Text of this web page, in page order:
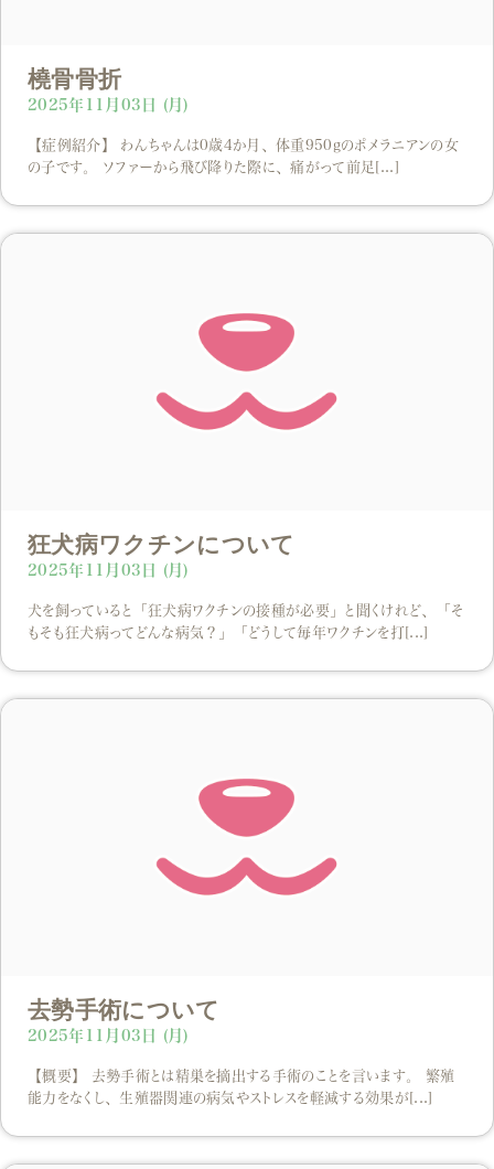
橈骨骨折
2025年11月03日 (月)
【症例紹介】 わんちゃんは0歳4か月、体重950gのポメラニアンの女
の子です。 ソファーから飛び降りた際に、痛がって前足[...]
狂犬病ワクチンについて
2025年11月03日 (月)
犬を飼っていると「狂犬病ワクチンの接種が必要」と聞くけれど、「そ
もそも狂犬病ってどんな病気？」「どうして毎年ワクチンを打[...]
去勢手術について
2025年11月03日 (月)
【概要】 去勢手術とは精巣を摘出する手術のことを言います。 繁殖
能力をなくし、生殖器関連の病気やストレスを軽減する効果が[...]